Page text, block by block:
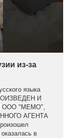
из-за
языка
И
ООО "МЕМО",
АГЕНТА
в